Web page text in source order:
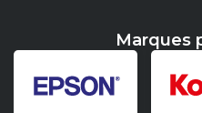
Marques